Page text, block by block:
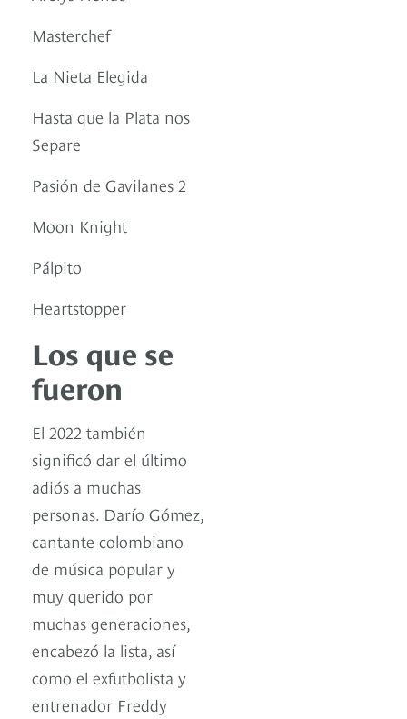
Masterchef
La Nieta Elegida
Hasta que la Plata nos
Separe
Pasión de Gavilanes 2
Moon Knight
Pálpito
Heartstopper
Los que se
fueron
El 2022 también
significó dar el último
adiós a muchas
personas. Darío Gómez,
cantante colombiano
de música popular y
muy querido por
muchas generaciones,
encabezó la lista, así
como el exfutbolista y
entrenador Freddy